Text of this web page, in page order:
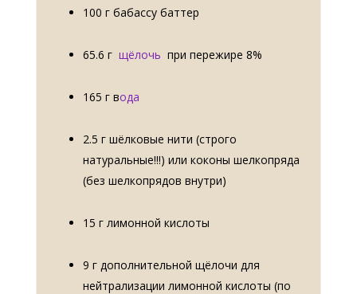
100 г бабассу баттер
65.6 г щёлочь при пережире 8%
165 г вода
2.5 г шёлковые нити (строго
натуральные!!!) или коконы шелкопряда
(без шелкопрядов внутри)
15 г лимонной кислоты
9 г дополнительной щёлочи для
нейтрализации лимонной кислоты (по